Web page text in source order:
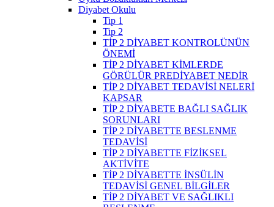
Diyabet Okulu
Tip 1
Tip 2
TİP 2 DİYABET KONTROLÜNÜN
ÖNEMİ
TİP 2 DİYABET KİMLERDE
GÖRÜLÜR PREDİYABET NEDİR
TİP 2 DİYABET TEDAVİSİ NELERİ
KAPSAR
TİP 2 DİYABETE BAĞLI SAĞLIK
SORUNLARI
TİP 2 DİYABETTE BESLENME
TEDAVİSİ
TİP 2 DİYABETTE FİZİKSEL
AKTİVİTE
TİP 2 DİYABETTE İNSÜLİN
TEDAVİSİ GENEL BİLGİLER
TİP 2 DİYABET VE SAĞLIKLI